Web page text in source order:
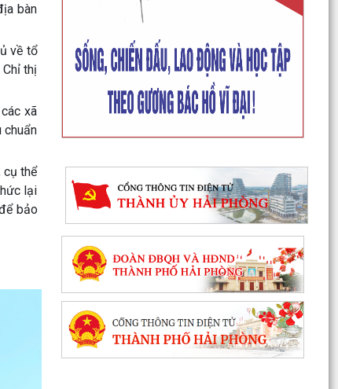
bàn
về tổ
thị
xã
chuẩn
cụ thể
lại
bảo